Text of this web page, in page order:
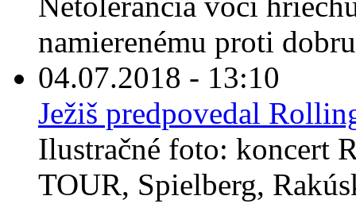
namierenému proti
04.07.2018 - 13:10
Ježiš predpovedal
Ilustračné foto: koncert
TOUR, Spielberg,